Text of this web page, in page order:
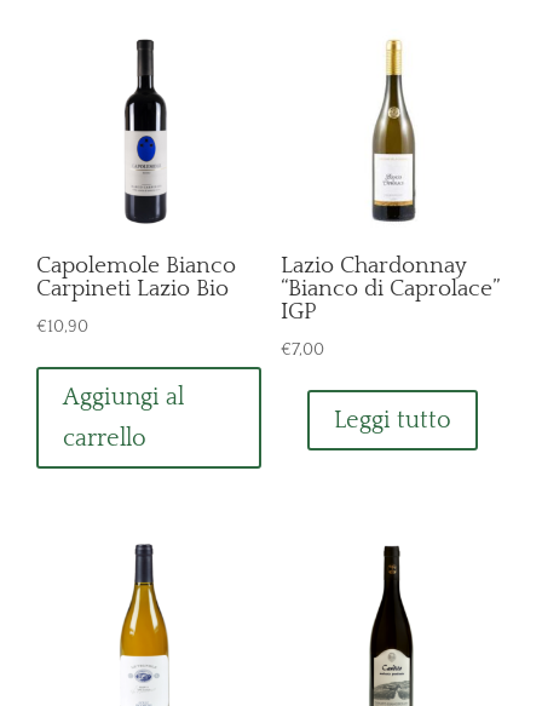
Capolemole Bianco
Carpineti Lazio Bio
€10,90
Aggiungi al
carrello
Lazio Chardonnay
“Bianco di Caprolace”
IGP
€7,00
Leggi tutto